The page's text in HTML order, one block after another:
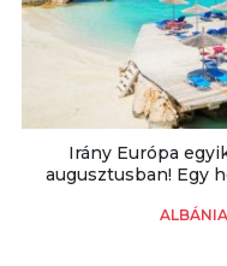
Irány Európa
augusztusban! Egy
ALBÁNIA